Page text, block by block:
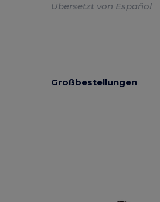
Übersetzt von Español
Großbestellungen